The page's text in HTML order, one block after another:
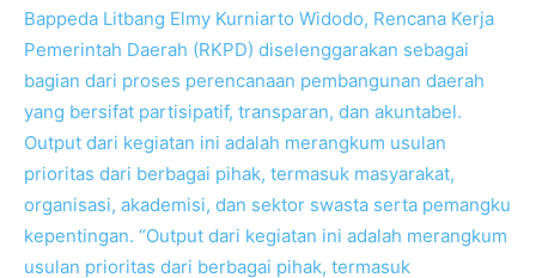
Bappeda Litbang Elmy Kurniarto Widodo, Rencana Kerja
Pemerintah Daerah (RKPD) diselenggarakan sebagai
bagian dari proses perencanaan pembangunan daerah
yang bersifat partisipatif, transparan, dan akuntabel.
Output dari kegiatan ini adalah merangkum usulan
prioritas dari berbagai pihak, termasuk masyarakat,
organisasi, akademisi, dan sektor swasta serta pemangku
kepentingan. “Output dari kegiatan ini adalah merangkum
usulan prioritas dari berbagai pihak, termasuk